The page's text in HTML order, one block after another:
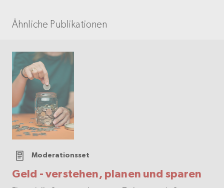
Ähnliche Publikationen
Geld - verstehen, planen und sparen
Moderationsset